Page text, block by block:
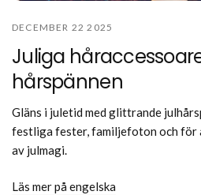
DECEMBER 22 2025
Juliga
hårspännen
Gläns i juletid med glittrande
festliga fester, familjefoton och för
av julmagi.
Läs mer på engelska